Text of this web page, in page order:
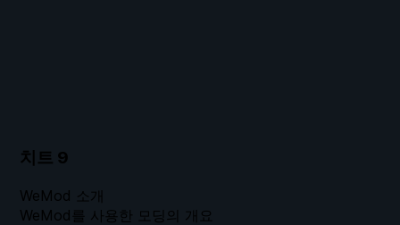
치트 9
WeMod 소개
WeMod를 사용한 모딩의 개요